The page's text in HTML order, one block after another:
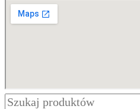
Wyszukiwarka